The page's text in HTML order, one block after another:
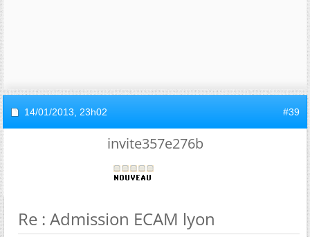
14/01/2013, 23h02 #39
invite357e276b
Re : Admission ECAM lyon